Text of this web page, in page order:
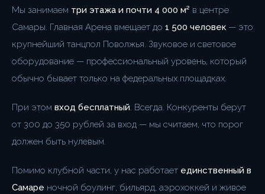
Мы занимаем три этажа и почти 4 000 м² в центре
Самары. Главная Арена вмещает до 1 500 человек — это
крупнейший танцпол Поволжья. Звуковое и световое
оборудование — профессиональный уровень, который
обычно бывает только на федеральных площадках.
При этом вход бесплатный. Всегда. Конкуренты берут
от 300 до 350 рублей за вход — мы считаем, что порог
должен быть нулевым.
Помимо клубной части, у нас работает единственный в
Самаре ночной боулинг, бильярд, аэрохоккей и живое